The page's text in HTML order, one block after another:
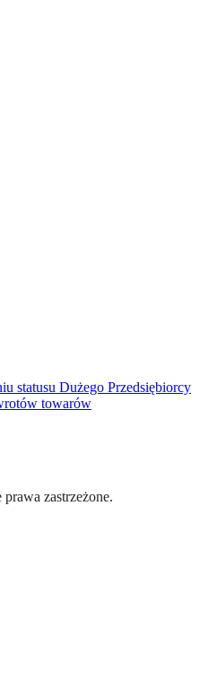
statusu Dużego Przedsiębiorcy
towarów
zastrzeżone.